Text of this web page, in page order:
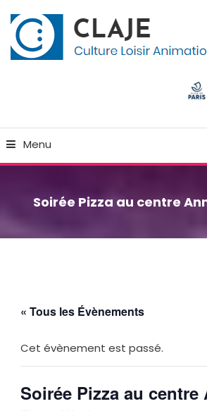
To
Content
Menu
Soirée Pizza au centre
« Tous les Évènements
Cet évènement est passé.
Soirée Pizza au centre